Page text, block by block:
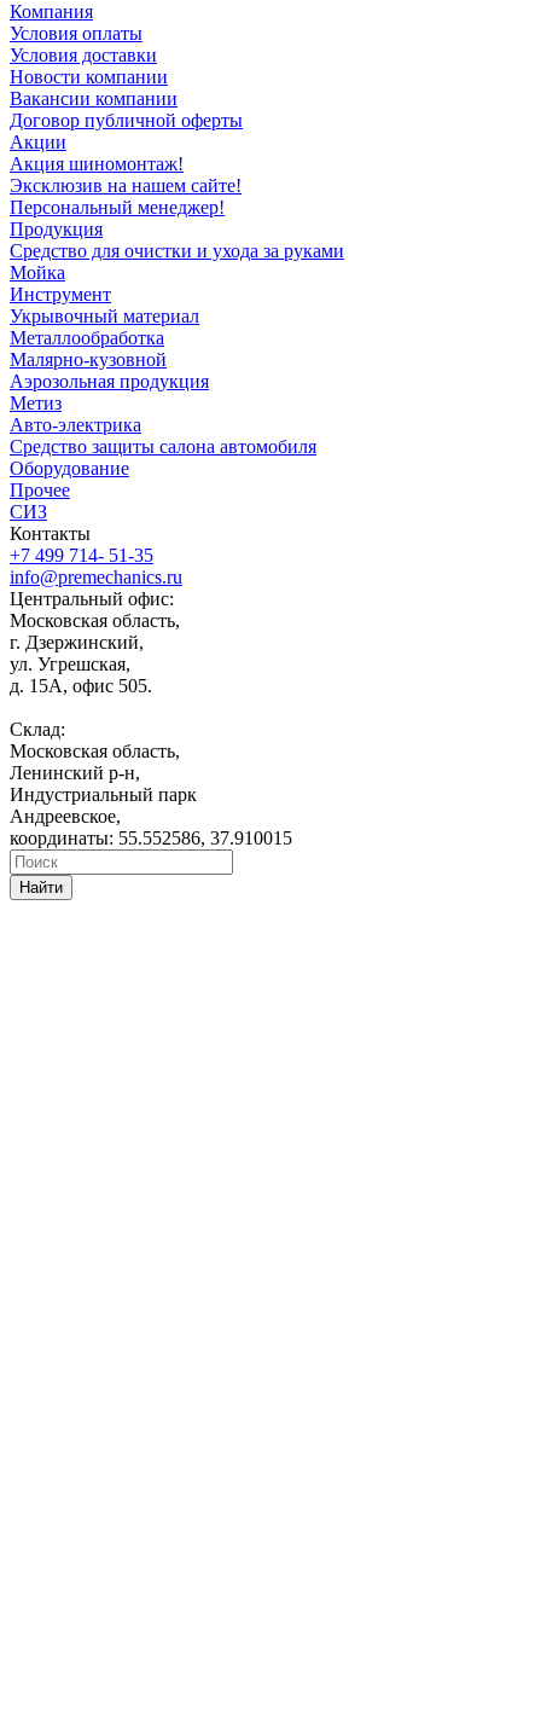
Компания
Условия оплаты
Условия доставки
Новости компании
Вакансии компании
Договор публичной оферты
Акции
Акция шиномонтаж!
Эксклюзив на нашем сайте!
Персональный менеджер!
Продукция
Средство для очистки и ухода за руками
Мойка
Инструмент
Укрывочный материал
Металлообработка
Малярно-кузовной
Аэрозольная продукция
Метиз
Авто-электрика
Средство защиты салона автомобиля
Оборудование
Прочее
СИЗ
Контакты
+7 499 714- 51-35
info@premechanics.ru
Центральный офис:
Московская область,
г. Дзержинский,
ул. Угрешская,
д. 15А, офис 505.
Склад:
Московская область,
Ленинский р-н,
Индустриальный парк
Андреевское,
координаты: 55.552586, 37.910015
Найти